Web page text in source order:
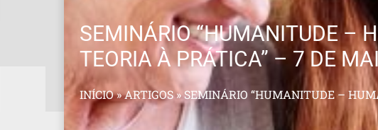
SEMINÁRIO “HUMANITUDE –
TEORIA À PRÁTICA” – 7 DE
INÍCIO»ARTIGOS»SEMINÁRIO “HUMANITUDE –